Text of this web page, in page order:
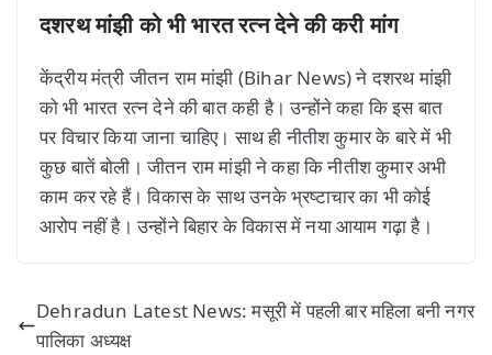
दशरथ मांझी को भी भारत रत्न देने की करी मांग
केंद्रीय मंत्री जीतन राम मांझी (Bihar News) ने दशरथ मांझी
को भी भारत रत्न देने की बात कही है। उन्होंने कहा कि इस बात
पर विचार किया जाना चाहिए। साथ ही नीतीश कुमार के बारे में भी
कुछ बातें बोली। जीतन राम मांझी ने कहा कि नीतीश कुमार अभी
काम कर रहे हैं। विकास के साथ उनके भ्रष्टाचार का भी कोई
आरोप नहीं है। उन्होंने बिहार के विकास में नया आयाम गढ़ा है।
Dehradun Latest News: मसूरी में पहली बार महिला बनी नगर
पालिका अध्यक्ष